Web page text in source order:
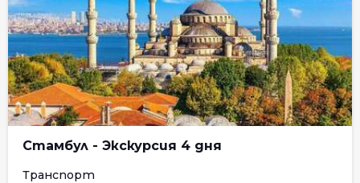
Стамбул - Экскурсия 4 дня
Транспорт